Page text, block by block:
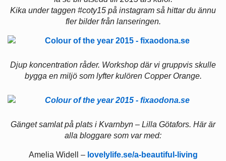
Kika under taggen #coty15 på instagram så hittar du ännu
fler bilder från lanseringen.
Djup koncentration råder. Workshop där vi gruppvis skulle
bygga en miljö som lyfter kulören Copper Orange.
Gänget samlat på plats i Kvarnbyn – Lilla Götafors. Här är
alla bloggare som var med:
Amelia Widell – lovelylife.se/a-beautiful-living